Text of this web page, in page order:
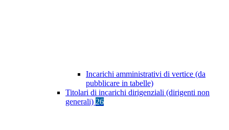
Incarichi amministrativi di vertice (da
pubblicare in tabelle)
Titolari di incarichi dirigenziali (dirigenti non
generali) 26